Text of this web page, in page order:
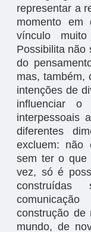
representar a
momento em
vínculo
Possibilita não
do
mas, também,
intenções de
influenciar o
interpessoais
diferentes
excluem: não
sem ter o que
vez, só é
construção de
mundo, de